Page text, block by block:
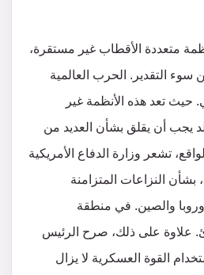
متعددة الأقطاب غير مستقرة،
التقدير. الحرب العالمية
حيث تعد هذه الأنظمة غير
يجب أن يقلق بشأن العديد من
تشعر وزارة الدفاع الأمريكية
بشأن النزاعات المتزامنة
والصين. في منطقة
علاوة على ذلك، صرح الرئيس
القوة العسكرية لا يزال